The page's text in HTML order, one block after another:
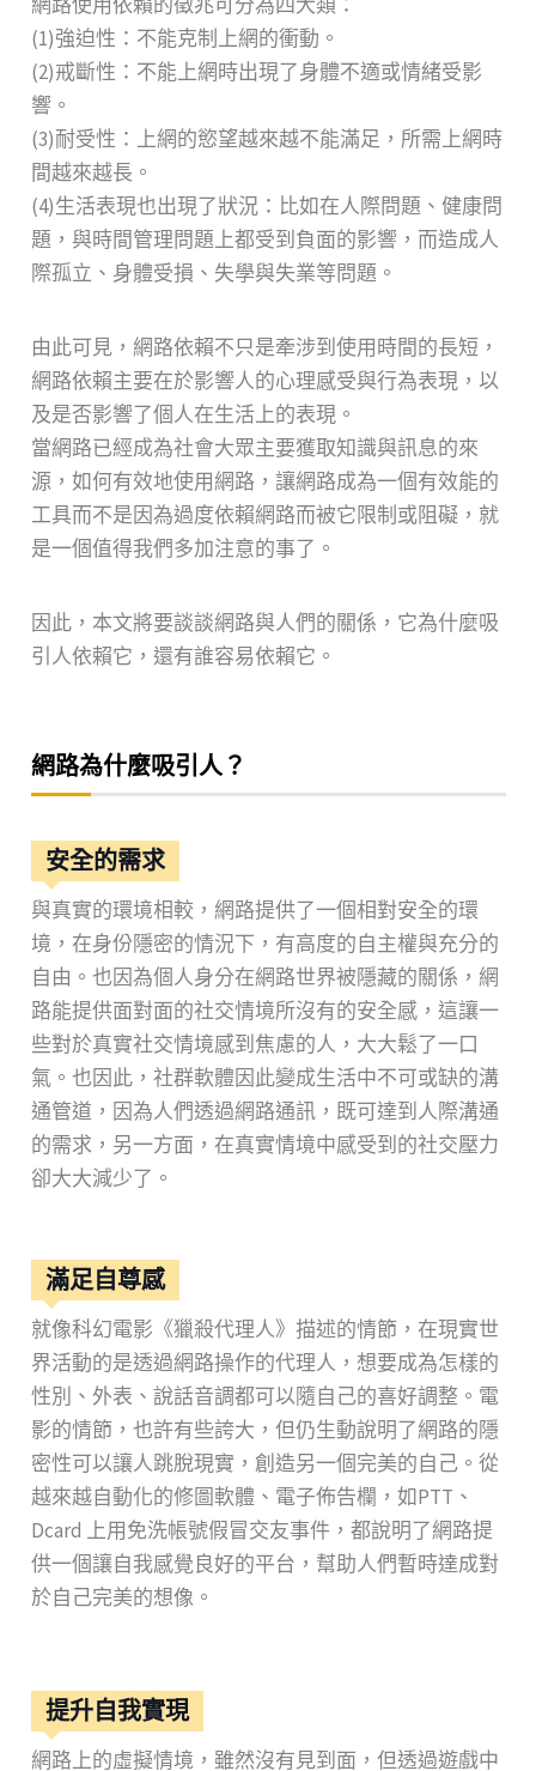
(1)強迫性：不能克制上網的衝動。
(2)戒斷性：不能上網時出現了身體不適或情緒受影
響。
(3)耐受性：上網的慾望越來越不能滿足，所需上網時
間越來越長。
(4)生活表現也出現了狀況：比如在人際問題、健康問
題，與時間管理問題上都受到負面的影響，而造成人
際孤立、身體受損、失學與失業等問題。
由此可見，網路依賴不只是牽涉到使用時間的長短，
網路依賴主要在於影響人的心理感受與行為表現，以
及是否影響了個人在生活上的表現。
當網路已經成為社會大眾主要獲取知識與訊息的來
源，如何有效地使用網路，讓網路成為一個有效能的
工具而不是因為過度依賴網路而被它限制或阻礙，就
是一個值得我們多加注意的事了。
因此，本文將要談談網路與人們的關係，它為什麼吸
引人依賴它，還有誰容易依賴它。
網路為什麼吸引人？
安全的需求
與真實的環境相較，網路提供了一個相對安全的環
境，在身份隱密的情況下，有高度的自主權與充分的
自由。也因為個人身分在網路世界被隱藏的關係，網
路能提供面對面的社交情境所沒有的安全感，這讓一
些對於真實社交情境感到焦慮的人，大大鬆了一口
氣。也因此，社群軟體因此變成生活中不可或缺的溝
通管道，因為人們透過網路通訊，既可達到人際溝通
的需求，另一方面，在真實情境中感受到的社交壓力
卻大大減少了。
滿足自尊感
就像科幻電影《獵殺代理人》描述的情節，在現實世
界活動的是透過網路操作的代理人，想要成為怎樣的
性別、外表、說話音調都可以隨自己的喜好調整。電
影的情節，也許有些誇大，但仍生動說明了網路的隱
密性可以讓人跳脫現實，創造另一個完美的自己。從
越來越自動化的修圖軟體、電子佈告欄，如PTT、
Dcard 上用免洗帳號假冒交友事件，都說明了網路提
供一個讓自我感覺良好的平台，幫助人們暫時達成對
於自己完美的想像。
提升自我實現
網路上的虛擬情境，雖然沒有見到面，但透過遊戲中